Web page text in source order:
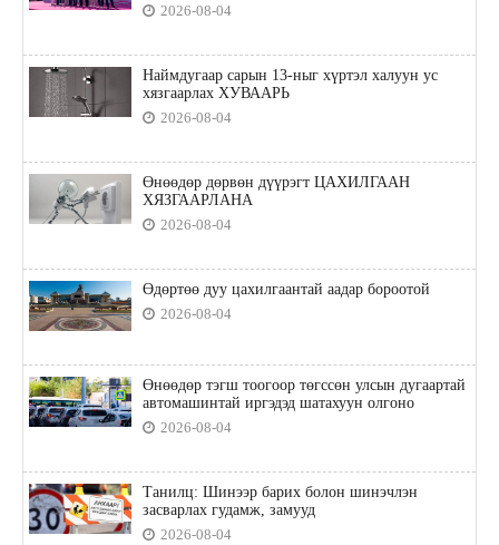
2026-08-04
Наймдугаар сарын 13-ныг хүртэл халуун ус
хязгаарлах ХУВААРЬ
2026-08-04
Өнөөдөр дөрвөн дүүрэгт ЦАХИЛГААН
ХЯЗГААРЛАНА
2026-08-04
Өдөртөө дуу цахилгаантай аадар бороотой
2026-08-04
Өнөөдөр тэгш тоогоор төгссөн улсын дугаартай
автомашинтай иргэдэд шатахуун олгоно
2026-08-04
Танилц: Шинээр барих болон шинэчлэн
засварлах гудамж, замууд
2026-08-04